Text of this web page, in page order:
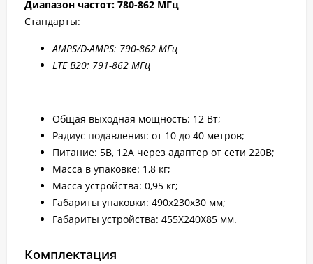
Диапазон частот: 780-862 МГц
Стандарты:
AMPS/D-AMPS: 790-862 МГц
LTE B20: 791-862 МГц
Общая выходная мощность: 12 Вт;
Радиус подавления: от 10 до 40 метров;
Питание: 5В, 12А через адаптер от сети 220В;
Масса в упаковке: 1,8 кг;
Масса устройства: 0,95 кг;
Габариты упаковки: 490х230х30 мм;
Габариты устройства: 455Х240Х85 мм.
Комплектация